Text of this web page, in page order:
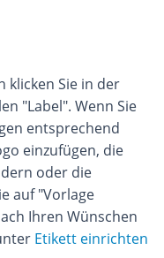
klicken Sie in der
"Label". Wenn Sie
entsprechend
einzufügen, die
oder die
auf "Vorlage
Ihren Wünschen
Etikett einrichten